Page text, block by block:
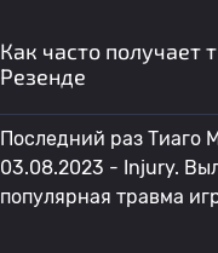
Как часто получает
Резенде
Последний раз Тиаго
03.08.2023 - Injury.
популярная травма